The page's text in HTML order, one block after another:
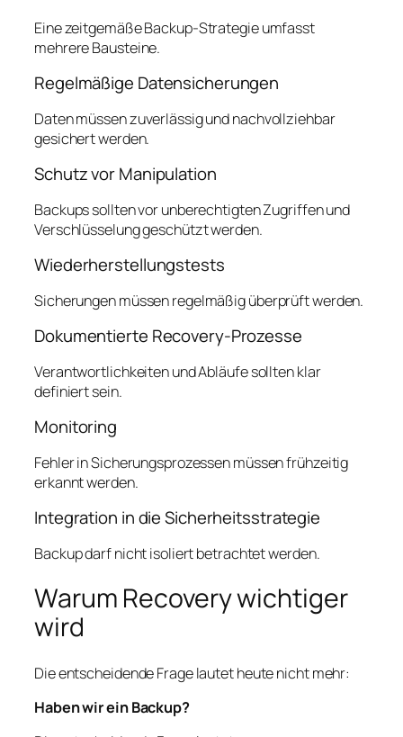
Eine zeitgemäße Backup-Strategie umfasst
mehrere Bausteine.
Regelmäßige Datensicherungen
Daten müssen zuverlässig und nachvollziehbar
gesichert werden.
Schutz vor Manipulation
Backups sollten vor unberechtigten Zugriffen und
Verschlüsselung geschützt werden.
Wiederherstellungstests
Sicherungen müssen regelmäßig überprüft werden.
Dokumentierte Recovery-Prozesse
Verantwortlichkeiten und Abläufe sollten klar
definiert sein.
Monitoring
Fehler in Sicherungsprozessen müssen frühzeitig
erkannt werden.
Integration in die Sicherheitsstrategie
Backup darf nicht isoliert betrachtet werden.
Warum Recovery wichtiger
wird
Die entscheidende Frage lautet heute nicht mehr:
Haben wir ein Backup?